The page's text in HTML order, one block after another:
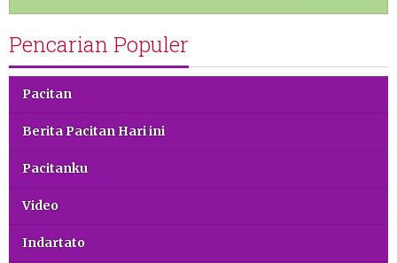
Pencarian Populer
Pacitan
Berita Pacitan Hari ini
Pacitanku
Video
Indartato